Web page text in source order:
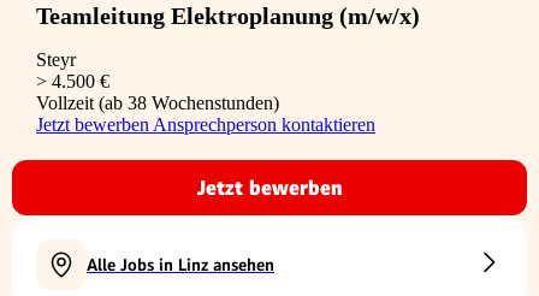
Teamleitung Elektroplanung (m/w/x)
Steyr
> 4.500 €
Vollzeit (ab 38 Wochenstunden)
Jetzt bewerbenAnsprechperson kontaktieren
Jetzt bewerben
Alle Jobs in Linz ansehen